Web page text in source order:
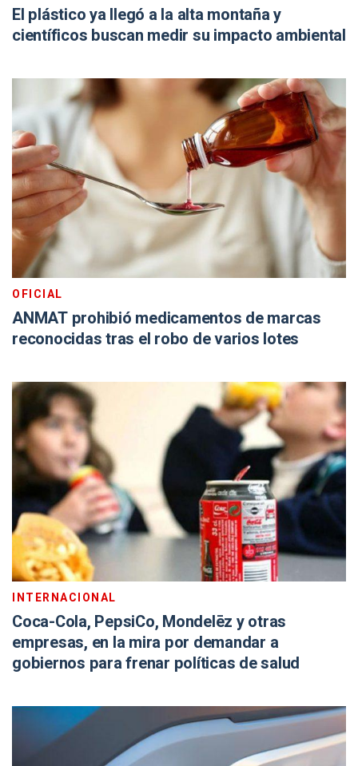
El plástico ya llegó a la alta montaña y
científicos buscan medir su impacto ambiental
OFICIAL
ANMAT prohibió medicamentos de marcas
reconocidas tras el robo de varios lotes
INTERNACIONAL
Coca-Cola, PepsiCo, Mondelēz y otras
empresas, en la mira por demandar a
gobiernos para frenar políticas de salud